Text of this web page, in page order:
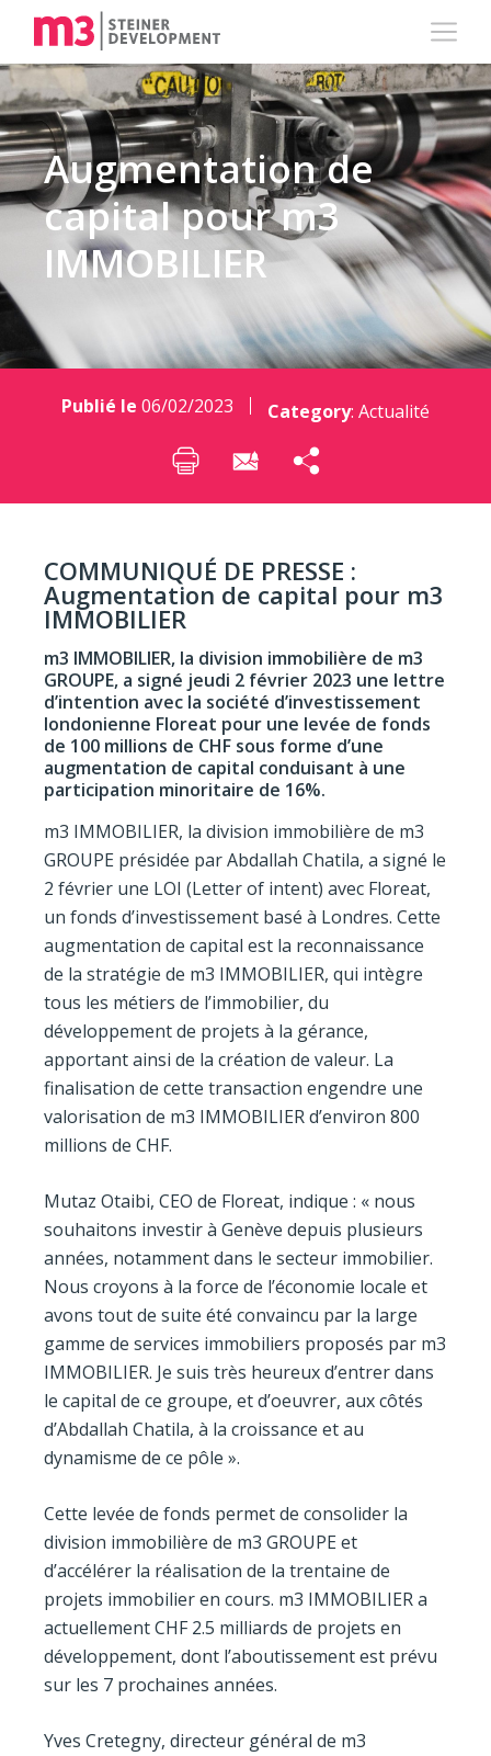
Augmentation de
capital pour m3
IMMOBILIER
Publié le 06/02/2023 Category: Actualité
COMMUNIQUÉ DE PRESSE :
Augmentation de capital pour m3
IMMOBILIER
m3 IMMOBILIER, la division immobilière de m3
GROUPE, a signé jeudi 2 février 2023 une lettre
d’intention avec la société d’investissement
londonienne Floreat pour une levée de fonds
de 100 millions de CHF sous forme d’une
augmentation de capital conduisant à une
participation minoritaire de 16%.
m3 IMMOBILIER, la division immobilière de m3
GROUPE présidée par Abdallah Chatila, a signé le
2 février une LOI (Letter of intent) avec Floreat,
un fonds d’investissement basé à Londres. Cette
augmentation de capital est la reconnaissance
de la stratégie de m3 IMMOBILIER, qui intègre
tous les métiers de l’immobilier, du
développement de projets à la gérance,
apportant ainsi de la création de valeur. La
finalisation de cette transaction engendre une
valorisation de m3 IMMOBILIER d’environ 800
millions de CHF.
Mutaz Otaibi, CEO de Floreat, indique : « nous
souhaitons investir à Genève depuis plusieurs
années, notamment dans le secteur immobilier.
Nous croyons à la force de l’économie locale et
avons tout de suite été convaincu par la large
gamme de services immobiliers proposés par m3
IMMOBILIER. Je suis très heureux d’entrer dans
le capital de ce groupe, et d’oeuvrer, aux côtés
d’Abdallah Chatila, à la croissance et au
dynamisme de ce pôle ».
Cette levée de fonds permet de consolider la
division immobilière de m3 GROUPE et
d’accélérer la réalisation de la trentaine de
projets immobilier en cours. m3 IMMOBILIER a
actuellement CHF 2.5 milliards de projets en
développement, dont l’aboutissement est prévu
sur les 7 prochaines années.
Yves Cretegny, directeur général de m3